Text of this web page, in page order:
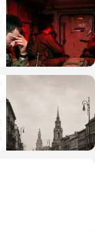
וידאו
דעות